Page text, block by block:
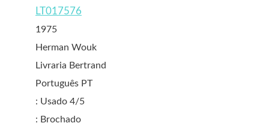
LT017576
1975
Herman Wouk
Livraria Bertrand
Português PT
: Usado 4/5
: Brochado